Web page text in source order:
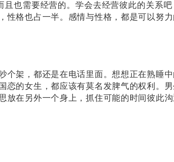
且也需要经营的。学会去经营彼此的关系
性格也占一半。 感情与性格，都是可以努力
个架，都还是在电话里面。想想正在熟睡
恋的女生，都应该有莫名发脾气的权利。
在另外一个身上，抓住可能的时间彼此沟